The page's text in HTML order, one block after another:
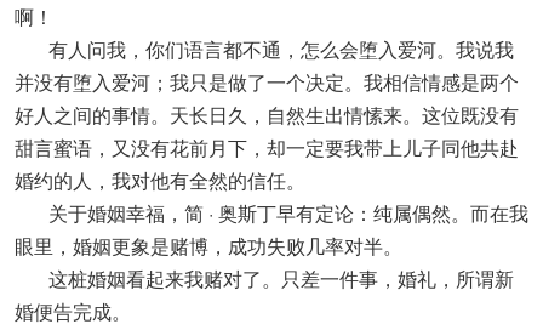
啊！
有人问我，你们语言都不通，怎么会堕入爱河。我说我
并没有堕入爱河；我只是做了一个决定。我相信情感是两个
好人之间的事情。天长日久，自然生出情愫来。这位既没有
甜言蜜语，又没有花前月下，却一定要我带上儿子同他共赴
婚约的人，我对他有全然的信任。
关于婚姻幸福，简 · 奥斯丁早有定论：纯属偶然。而在我
眼里，婚姻更象是赌博，成功失败几率对半。
这桩婚姻看起来我赌对了。只差一件事，婚礼，所谓新
婚便告完成。